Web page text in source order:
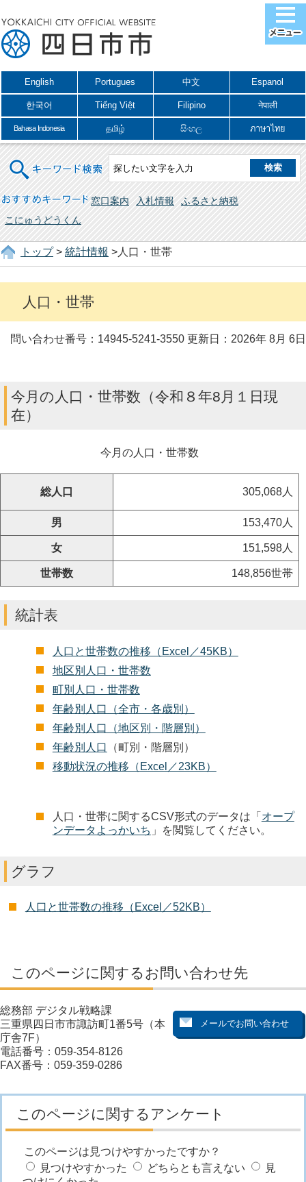
English Portugues 中文 Espanol
한국어 Tiếng Việt Filipino नेपाली
Bahasa Indonesia தமிழ் සිංහල ภาษาไทย
キーワード検索
おすすめキーワード 窓口案内 入札情報
ふるさと納税
こにゅうどうくん
トップ> 統計情報 >人口・世帯
人口・世帯
問い合わせ番号：14945-5241-3550 更新日：2026年 8月 6日
今月の人口・世帯数（令和８年8月１日現
在）
今月の人口・世帯数
総人口 305,068人
男 153,470人
女 151,598人
世帯数 148,856世帯
統計表
人口と世帯数の推移（Excel／45KB）
地区別人口・世帯数
町別人口・世帯数
年齢別人口（全市・各歳別）
年齢別人口（地区別・階層別）
年齢別人口
（町別・階層別）
移動状況の推移（Excel／23KB）
人口・世帯に関するCSV形式のデータは「 オープ
ンデータよっかいち 」を閲覧してください。
グラフ
人口と世帯数の推移（Excel／52KB）
このページに関するお問い合わせ先
総務部 デジタル戦略課
三重県四日市市諏訪町1番5号（本
庁舎7F）
電話番号：059-354-8126
FAX番号：059-359-0286
このページに関するアンケート
このページは見つけやすかったですか？
見つけやすかった
どちらとも言えない
見